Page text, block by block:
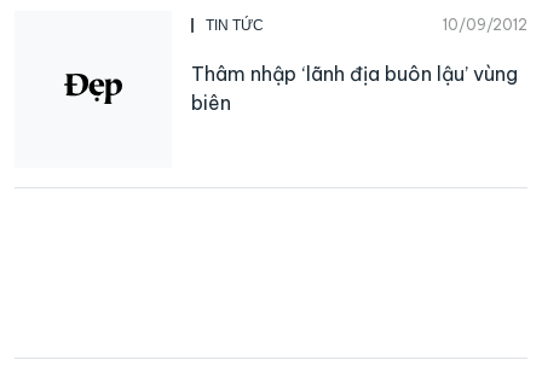
TIN TỨC 10/09/2012
Thâm nhập ‘lãnh địa buôn lậu’ vùng
biên